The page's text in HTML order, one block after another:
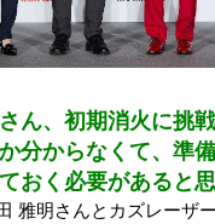
ん、初期消火に挑
か分からなくて、準
おく必要があると思
雅明さんとカズレーザ